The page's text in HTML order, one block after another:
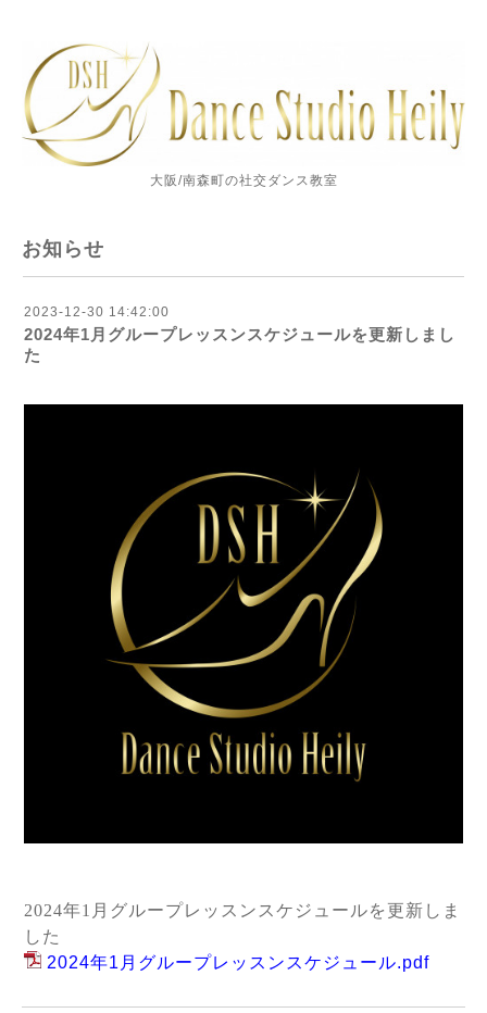
大阪/南森町の社交ダンス教室
お知らせ
2023-12-30 14:42:00
2024年1月グループレッスンスケジュールを更新しまし
た
2024年1月グループレッスンスケジュールを更新しま
した
2024年1月グループレッスンスケジュール.pdf